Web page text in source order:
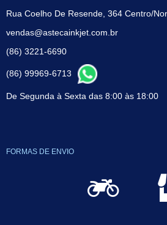
Rua Coelho De Resende, 364 Centro/
vendas@astecainkjet.com.br
(86) 3221-6690
(86) 99969-6713
De Segunda à Sexta das 8:00 às 18:00
FORMAS DE ENVIO